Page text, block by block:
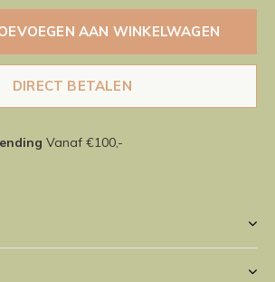
AAN WINKELWAGEN
DIRECT BETALEN
Vanaf €100,-